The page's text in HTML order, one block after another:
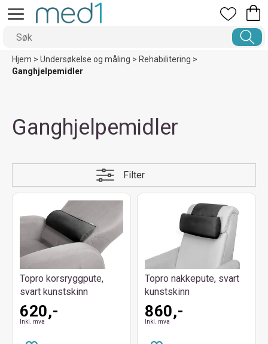
Hjem>Undersøkelse og måling>Rehabilitering>
Ganghjelpemidler
Ganghjelpemidler
Filter
Topro korsryggpute,
svart kunstskinn
620,-
Inkl. mva
Topro nakkepute, svart
kunstskinn
860,-
Inkl. mva